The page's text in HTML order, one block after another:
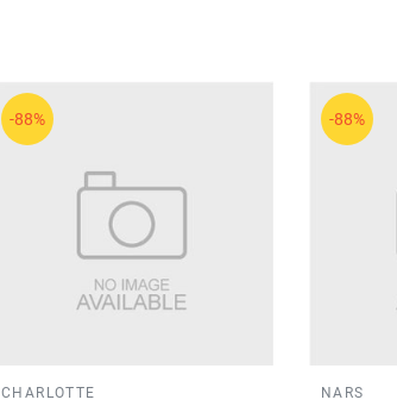
-88%
CHARLOTTE
-88%
NARS